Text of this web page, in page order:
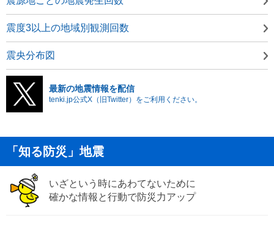
震度3以上の地域別観測回数
震央分布図
最新の地震情報を配信
tenki.jp公式X（旧Twitter）をご利用ください。
「知る防災」地震
いざという時にあわてないために
確かな情報と行動で防災力アップ